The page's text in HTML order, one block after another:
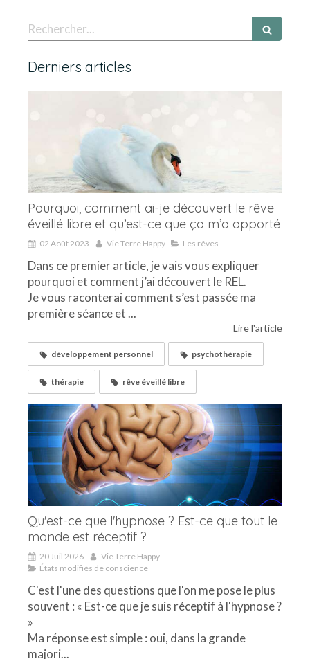
Rechercher
Derniers articles
Pourquoi, comment ai-je découvert le rêve
éveillé libre et qu’est-ce que ça m’a apporté
02 Août 2023 Vie Terre Happy Les rêves
Dans ce premier article, je vais vous expliquer
pourquoi et comment j’ai découvert le REL.
Je vous raconterai comment s’est passée ma
première séance et ...
Lire l'article
développement personnel psychothérapie
thérapie rêve éveillé libre
Qu'est-ce que l'hypnose ? Est-ce que tout le
monde est réceptif ?
20 Juil 2026
Vie Terre Happy
États modifiés de conscience
C'est l'une des questions que l'on me pose le plus
souvent : « Est-ce que je suis réceptif à l'hypnose ?
»
Ma réponse est simple : oui, dans la grande
majori...